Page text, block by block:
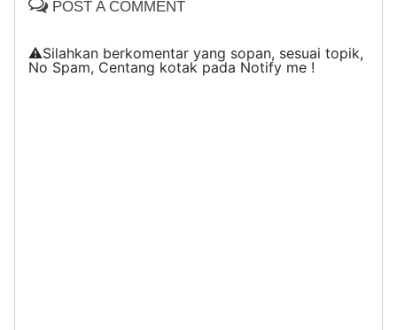
POST A COMMENT
⚠️Silahkan berkomentar yang sopan, sesuai topik,
No Spam, Centang kotak pada Notify me !